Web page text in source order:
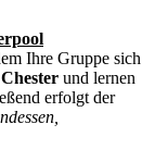
Ihre Gruppe sich
Chester und lernen
erfolgt der